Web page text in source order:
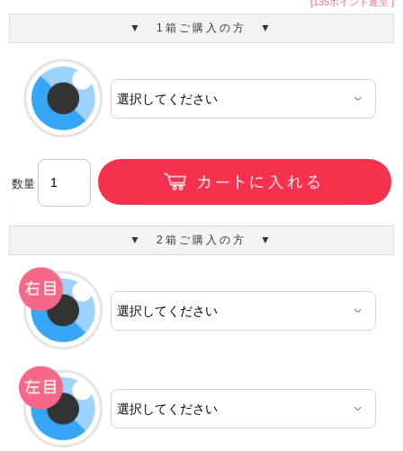
▼ 1箱ご購入の方 ▼
数量
▼ 2箱ご購入の方 ▼